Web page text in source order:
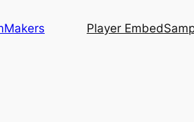
Player Embed